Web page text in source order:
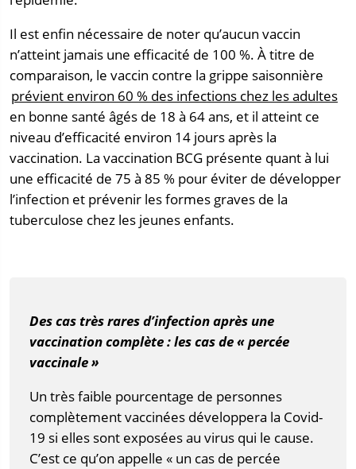
Il est enfin nécessaire de noter qu’aucun vaccin
n’atteint jamais une efficacité de 100 %. À titre de
comparaison, le vaccin contre la grippe saisonnière
prévient environ 60 % des infections chez les adultes
en bonne santé âgés de 18 à 64 ans, et il atteint ce
niveau d’efficacité environ 14 jours après la
vaccination. La vaccination BCG présente quant à lui
une efficacité de 75 à 85 % pour éviter de développer
l’infection et prévenir les formes graves de la
tuberculose chez les jeunes enfants.
Des cas très rares d’infection après une
vaccination complète : les cas de « percée
vaccinale »
Un très faible pourcentage de personnes
complètement vaccinées développera la Covid-
19 si elles sont exposées au virus qui le cause.
C’est ce qu’on appelle « un cas de percée